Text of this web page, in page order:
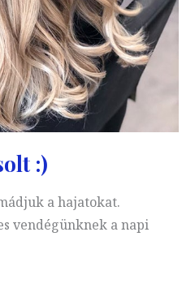
:)
a hajatokat.
vendégünknek a napi